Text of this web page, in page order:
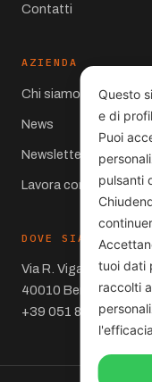
Contatti
AZIENDA
Chi siamo
News
Newsletter
Lavora con noi
DOVE SIAMO
Via R. Viganò 10
40010 Bentivoglio
+39 051 860066
Questo
e di
Puoi
pulsanti
tuoi dati
raccolti